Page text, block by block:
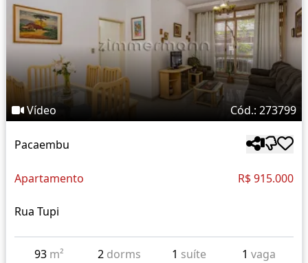
Vídeo Cód.: 273799
Pacaembu
Apartamento R$ 915.000
Rua Tupi
93 m² 2 dorms 1 suíte 1 vaga